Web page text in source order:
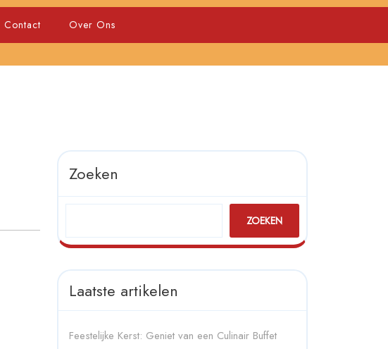
Contact Over Ons
Zoeken
ZOEKEN
Laatste artikelen
Feestelijke Kerst: Geniet van een Culinair Buffet